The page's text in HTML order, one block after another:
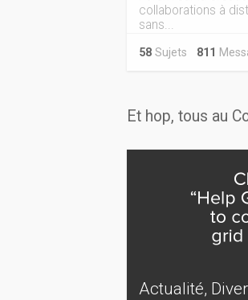
collaborations à
sans...
58 Sujets 811
Et hop, tous au
Actualité,